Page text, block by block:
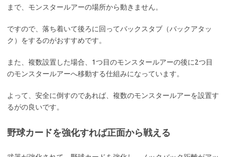
まで、モンスタールアーの場所から動きません。
ですので、落ち着いて後ろに回ってバックスタブ（バックアタッ
ク）をするのがおすすめです。
また、複数設置した場合、1つ目のモンスタールアーの後に2つ目
のモンスタールアーへ移動する仕組みになっています。
よって、安全に倒すのであれば、複数のモンスタールアーを設置す
るがの良いです。
野球カードを強化すれば正面から戦える